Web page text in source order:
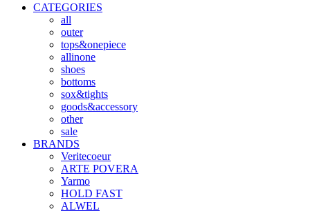
CATEGORIES
all
outer
tops&onepiece
allinone
shoes
bottoms
sox&tights
goods&accessory
other
sale
BRANDS
Veritecoeur
ARTE POVERA
Yarmo
HOLD FAST
ALWEL